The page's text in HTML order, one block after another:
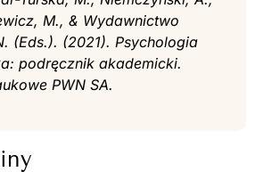
M., & Wydawnictwo
(Eds.). (2021). Psychologia
podręcznik akademicki.
PWN SA.